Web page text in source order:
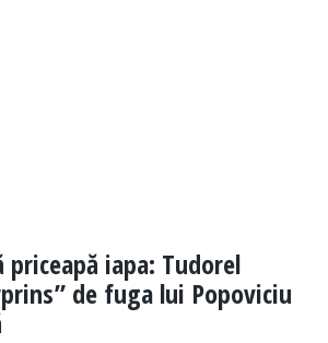
priceapă iapa: Tudorel
de fuga lui Popoviciu